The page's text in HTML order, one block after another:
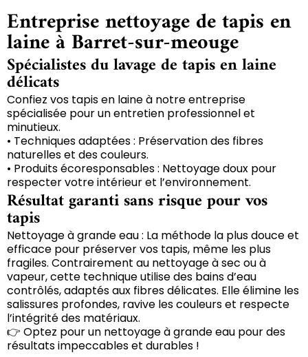
Entreprise nettoyage de tapis en
laine à Barret-sur-meouge
Spécialistes du lavage de tapis en laine
délicats
Confiez vos tapis en laine à notre entreprise
spécialisée pour un entretien professionnel et
minutieux.
• Techniques adaptées : Préservation des fibres
naturelles et des couleurs.
• Produits écoresponsables : Nettoyage doux pour
respecter votre intérieur et l’environnement.
Résultat garanti sans risque pour vos
tapis
Nettoyage à grande eau : La méthode la plus douce et
efficace pour préserver vos tapis, même les plus
fragiles. Contrairement au nettoyage à sec ou à
vapeur, cette technique utilise des bains d’eau
contrôlés, adaptés aux fibres délicates. Elle élimine les
salissures profondes, ravive les couleurs et respecte
l’intégrité des matériaux.
👉 Optez pour un nettoyage à grande eau pour des
résultats impeccables et durables !